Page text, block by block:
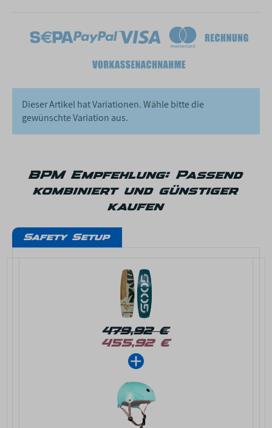
Dieser Artikel hat Variationen. Wähle bitte die
gewünschte Variation aus.
BPM Empfehlung: Passend
kombiniert und günstiger
kaufen
Safety Setup
455,92 €
479,92 €